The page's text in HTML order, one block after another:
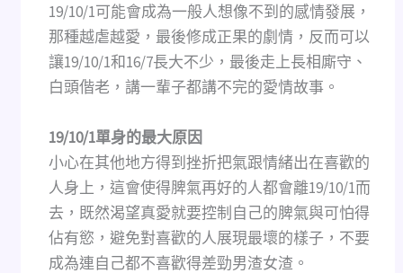
19/10/1可能會成為一般人想像不到的感情發展，
那種越虐越愛，最後修成正果的劇情，反而可以
讓19/10/1和16/7長大不少，最後走上長相廝守、
白頭偕老，講一輩子都講不完的愛情故事。
19/10/1單身的最大原因
小心在其他地方得到挫折把氣跟情緒出在喜歡的
人身上，這會使得脾氣再好的人都會離19/10/1而
去，既然渴望真愛就要控制自己的脾氣與可怕得
佔有慾，避免對喜歡的人展現最壞的樣子，不要
成為連自己都不喜歡得差勁男渣女渣。